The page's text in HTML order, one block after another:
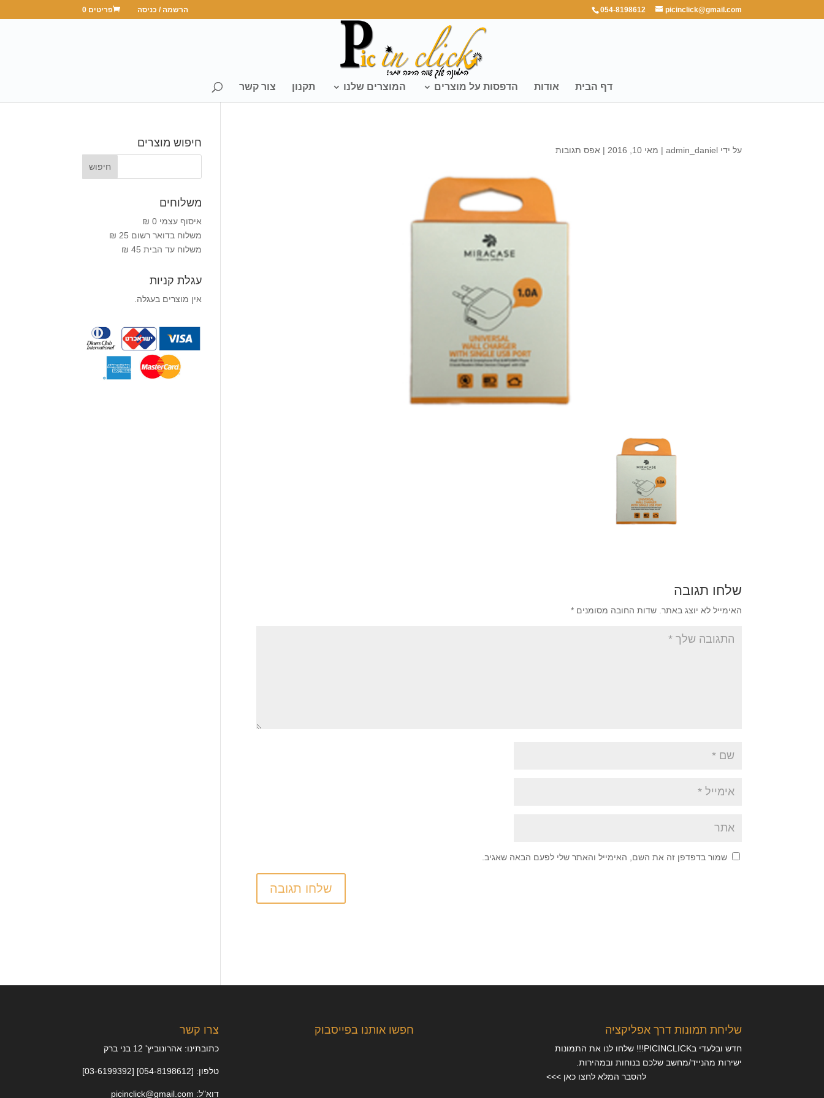
054-8198612 picinclick@gmail.com הרשמה / כניסה פריטים 0
דף הבית אודות הדפסות על מוצרים המוצרים שלנו תקנון צור קשר
על ידיadmin_daniel
| מאי 10, 2016 | אפס תגובות
שלחו תגובה
האימייל לא יוצג באתר. שדות החובה מסומנים*
שמור בדפדפן זה את השם, האימייל והאתר שלי לפעם הבאה שאגיב.
חיפוש מוצרים
משלוחים
איסוף עצמי 0 ₪
משלוח בדואר רשום 25 ₪
משלוח עד הבית 45 ₪
עגלת קניות
אין מוצרים בעגלה.
צרו קשר
כתובתינו: אהרונוביץ' 12 בני ברק
טלפון: [054-8198612] [03-6199392]
דוא"ל: picinclick@gmail.com
חפשו אותנו בפייסבוק שליחת תמונות דרך אפליקציה
חדש ובלעדי בPICINCLICK!!! שלחו לנו את התמונות
ישירות מהנייד/מחשב שלכם בנוחות ובמהירות.
להסבר המלא לחצו כאן >>>